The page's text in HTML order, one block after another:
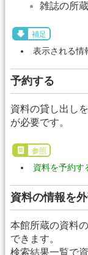
雑誌の所蔵
補足
表示される情
予約する
資料の貸し出し
が必要です。
参照
資料を予約す
資料の情報を
本館所蔵の資料
できます。
検索結果一覧で